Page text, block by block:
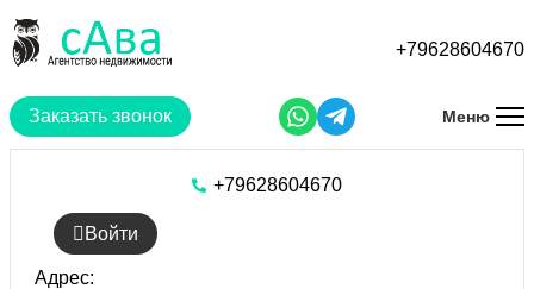
основному
Заказать звонок
+79628604670
Меню
+79628604670
Войти
Адрес: